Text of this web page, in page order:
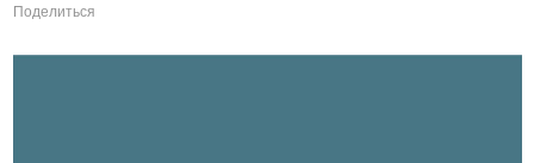
Поделиться